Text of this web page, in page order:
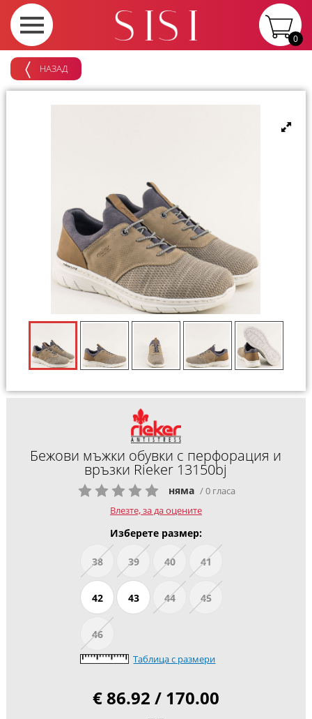
0
НАЗАД
Бежови мъжки обувки с перфорация и
връзки Rieker 13150bj
няма / 0 гласа
Влезте, за да оцените
Изберете размер:
38 39 40 41
42 43 44 45
46
Таблица с размери
€ 86.92 / 170.00